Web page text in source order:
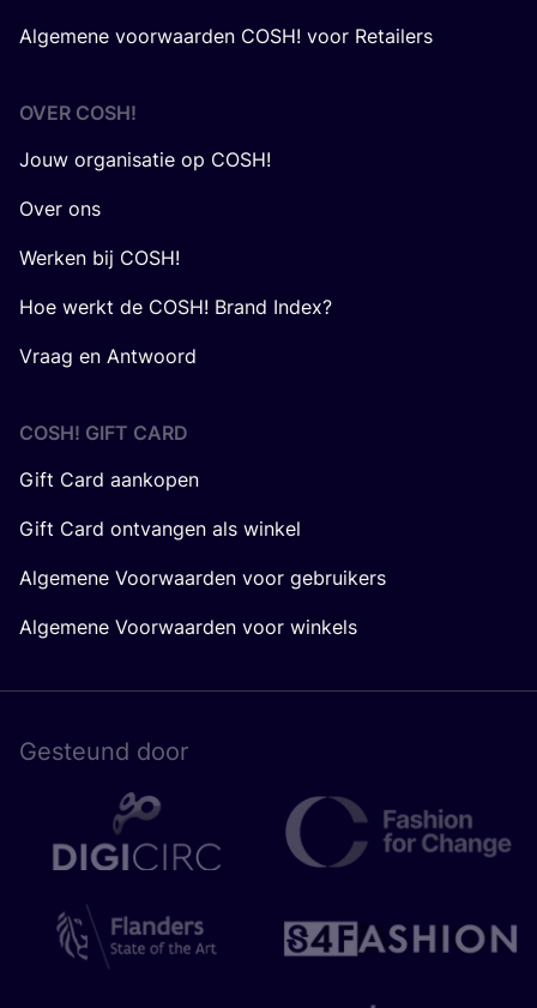
Algemene voorwaarden COSH! voor Retailers
OVER COSH!
Jouw organisatie op COSH!
Over ons
Werken bij COSH!
Hoe werkt de COSH! Brand Index?
Vraag en Antwoord
COSH! GIFT CARD
Gift Card aankopen
Gift Card ontvangen als winkel
Algemene Voorwaarden voor gebruikers
Algemene Voorwaarden voor winkels
Gesteund door